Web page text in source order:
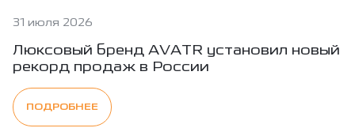
31 июля 2026
Люксовый бренд AVATR установил новый
рекорд продаж в России
ПОДРОБНЕЕ